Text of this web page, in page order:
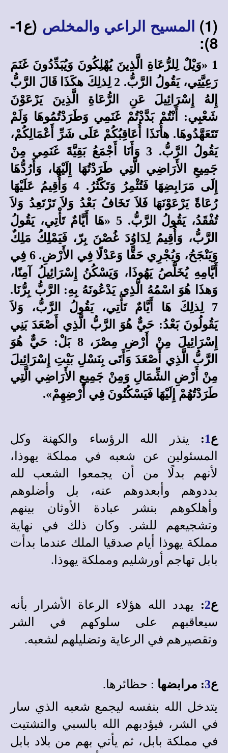
(1) المسيح الراعي والمخلص
(ع1-
8):
1 «وَيْلٌ لِلرُّعَاةِ الَّذِينَ يُهْلِكُونَ وَيُبَدِّدُونَ غَنَمَ
رَعِيَّتِي، يَقُولُ الرَّبُّ. 2 لِذلِكَ هكَذَا قَالَ الرَّبُّ
إِلهُ إِسْرَائِيلَ عَنِ الرُّعَاةِ الَّذِينَ يَرْعَوْنَ
شَعْبِي: أَنْتُمْ بَدَّدْتُمْ غَنَمِي وَطَرَدْتُمُوهَا وَلَمْ
تَتَعَهَّدُوهَا. هأَنَذَا أُعَاقِبُكُمْ عَلَى شَرِّ أَعْمَالِكُمْ،
يَقُولُ الرَّبُّ. 3 وَأَنَا أَجْمَعُ بَقِيَّةَ غَنَمِي مِنْ
جَمِيعِ الأَرَاضِي الَّتِي طَرَدْتُهَا إِلَيْهَا، وَأَرُدُّهَا
إِلَى مَرَابِضِهَا فَتُثْمِرُ وَتَكْثُرُ. 4 وَأُقِيمُ عَلَيْهَا
رُعَاةً يَرْعَوْنَهَا فَلاَ تَخَافُ بَعْدُ وَلاَ تَرْتَعِدُ وَلاَ
تُفْقَدُ، يَقُولُ الرَّبُّ. 5 «هَا أَيَّامٌ تَأْتِي، يَقُولُ
الرَّبُّ، وَأُقِيمُ لِدَاوُدَ غُصْنَ بِرّ، فَيَمْلِكُ مَلِكٌ
وَيَنْجَحُ، وَيُجْرِي حَقًّا وَعَدْلًا فِي الأَرْضِ. 6 فِي
أَيَّامِهِ يُخَلَّصُ يَهُوذَا، وَيَسْكُنُ إِسْرَائِيلُ آمِنًا،
وَهذَا هُوَ اسْمُهُ الَّذِي يَدْعُونَهُ بِهِ: الرَّبُّ بِرُّنَا.
7 لِذلِكَ هَا أَيَّامٌ تَأْتِي، يَقُولُ الرَّبُّ، وَلاَ
يَقُولُونَ بَعْدُ: حَيٌّ هُوَ الرَّبُّ الَّذِي أَصْعَدَ بَنِي
إِسْرَائِيلَ مِنْ أَرْضِ مِصْرَ، 8 بَلْ: حَيٌّ هُوَ
الرَّبُّ الَّذِي أَصْعَدَ وَأَتَى بِنَسْلِ بَيْتِ إِسْرَائِيلَ
مِنْ أَرْضِ الشِّمَالِ وَمِنْ جَمِيعِ الأَرَاضِي الَّتِي
طَرَدْتُهُمْ إِلَيْهَا فَيَسْكُنُونَ فِي أَرْضِهِمْ».
ع1
: ينذر الله الرؤساء والكهنة وكل
المسئولين عن شعبه في مملكة يهوذا،
لأنهم بدلًا من أن يجمعوا الشعب لله
بددوهم وأبعدوهم عنه، بل وأضلوهم
وأهلكوهم بنشر عبادة الأوثان بينهم
وتشجيعهم للشر. وكان ذلك في نهاية
مملكة يهوذا أيام صدقيا الملك عندما بدأت
بابل تهاجم أورشليم ومملكة يهوذا.
ع2
: يهدد الله هؤلاء الرعاة الأشرار بأنه
سيعاقبهم على سلوكهم في الشر
وتقصيرهم في الرعاية وتضليلهم لشعبه.
ع3: مرابضها : حظائرها.
يتدخل الله بنفسه ليجمع شعبه الذي سار
في الشر، فيؤدبهم الله بالسبي والتشتيت
في مملكة بابل، ثم يأتي بهم من بلاد بابل